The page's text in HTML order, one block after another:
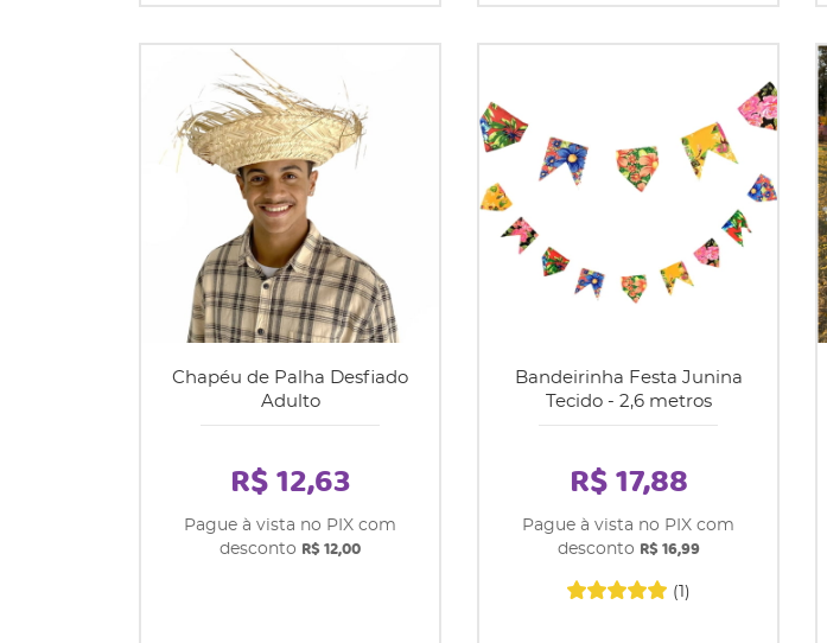
Chapéu de Palha Desfiado
Adulto
R$ 12,63
Pague à vista no PIX com
desconto R$ 12,00
Bandeirinha Festa Junina
Tecido - 2,6 metros
(1)
R$ 17,88
Pague à vista no PIX com
desconto R$ 16,99